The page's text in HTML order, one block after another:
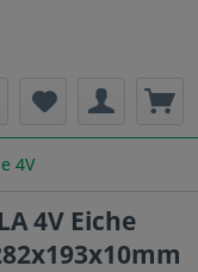
4V
4V Eiche